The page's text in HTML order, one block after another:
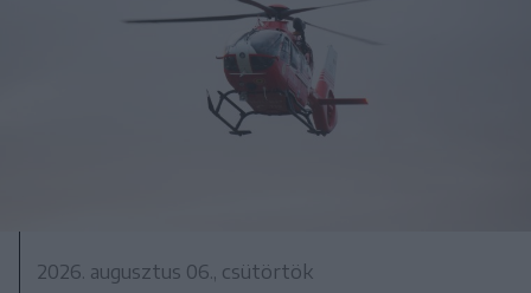
2026. augusztus 06., csütörtök